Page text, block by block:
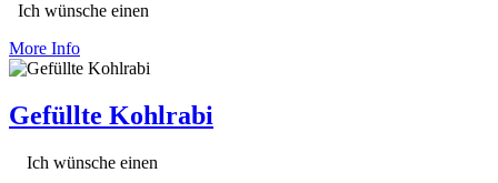
Ich wünsche einen
More Info
Gefüllte Kohlrabi
Ich wünsche einen